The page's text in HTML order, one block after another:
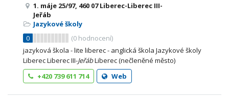
1. máje 25/97, 460 07 Liberec-Liberec III-
Jeřáb
Jazykové školy
0
(0 hodnocení)
jazyková škola - lite liberec - anglická škola Jazykové školy
Liberec Liberec III-JeřábLiberec (nečleněné město)
+420 739 611 714
Web